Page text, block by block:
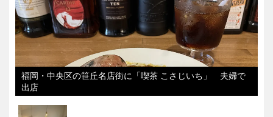
福岡・中央区の笹丘名店街に「喫茶 こさじいち」 夫婦で
出店